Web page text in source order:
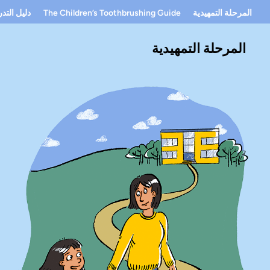
المرحلة التمهيدية The Children’s Toothbrushing Guide دليل
المرحلة التمهيدية